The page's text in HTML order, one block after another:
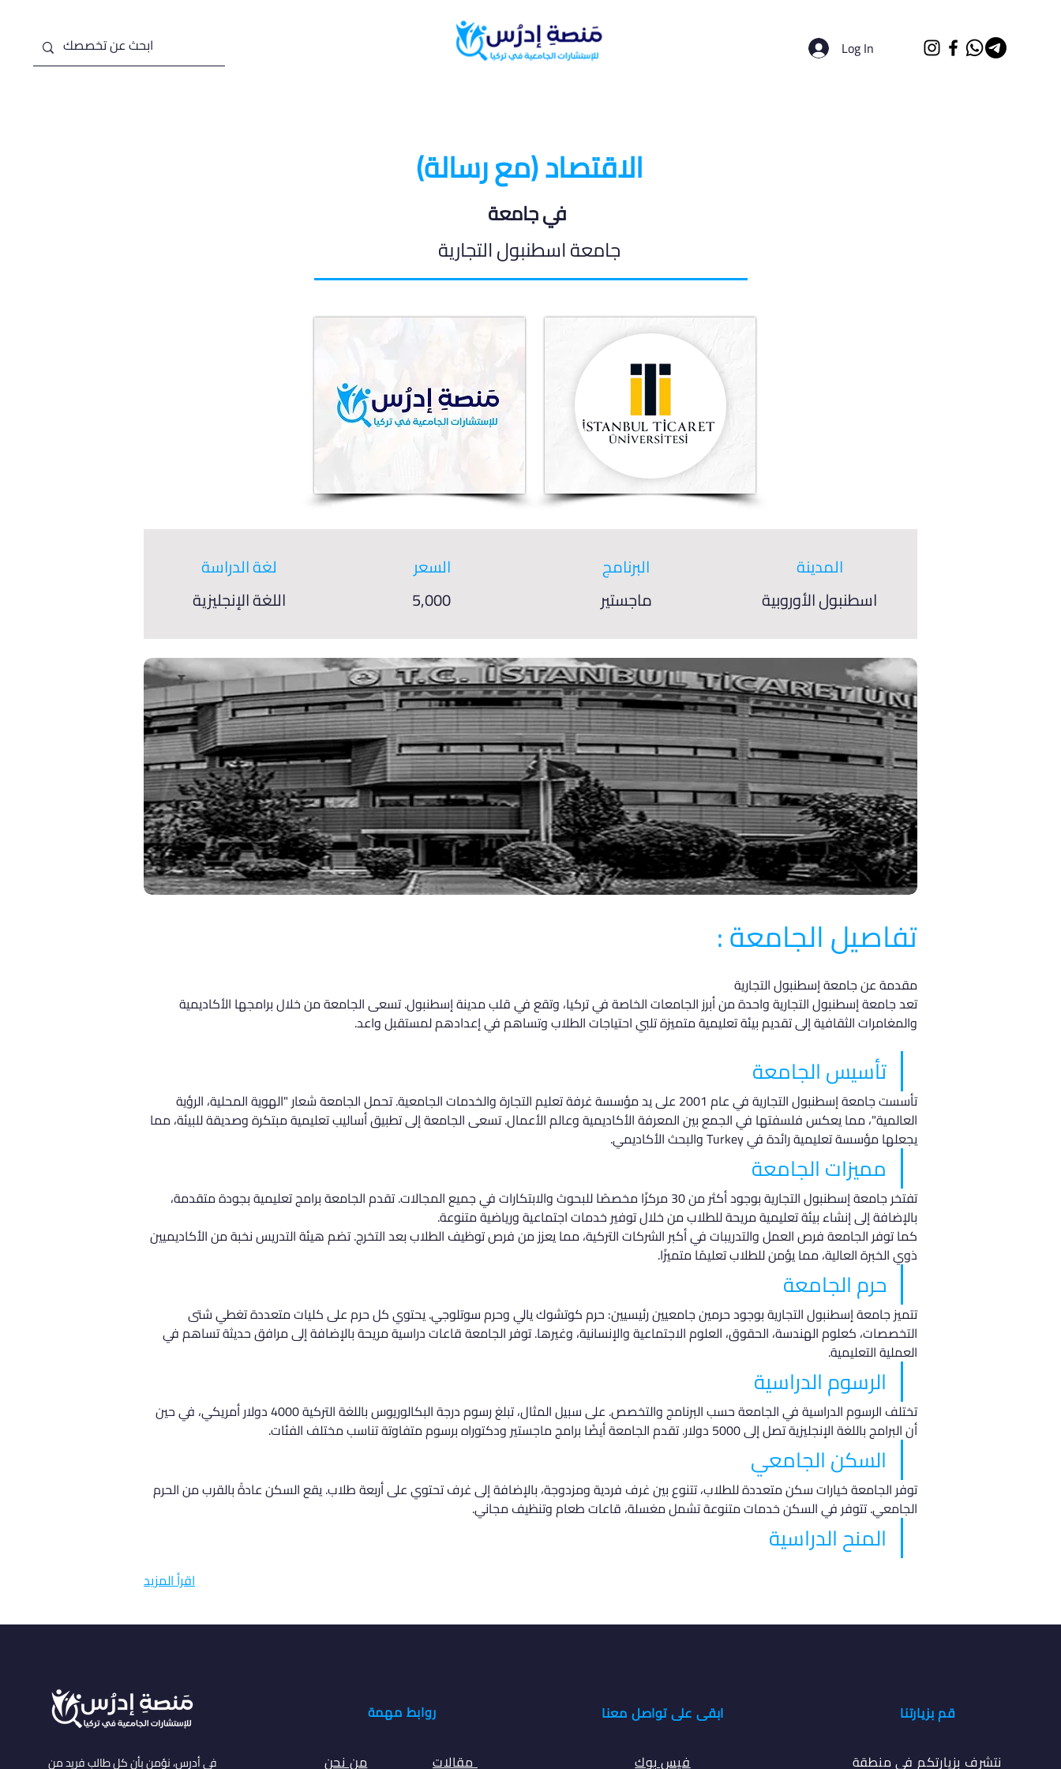
Log In
الاقتصاد (مع رسالة)
جامعة اسطنبول التجارية
لغة الدراسة
اللغة الإنجليزية
السعر
5,000
البرنامج
ماجستير
المدينة
اسطنبول الأوروبية
تفاصيل الجامعة :
مقدمة عن جامعة إسطنبول التجارية
تعد جامعة إسطنبول التجارية واحدة من أبرز الجامعات الخاصة في تركيا، وتقع في قلب مدينة إسطنبول. تسعى الجامعة من خلال برامجها الأكاديمية
والمغامرات الثقافية إلى تقديم بيئة تعليمية متميزة تلبي احتياجات الطلاب وتساهم في إعدادهم لمستقبل واعد.
تأسيس الجامعة
تأسست جامعة إسطنبول التجارية في عام 2001 على يد مؤسسة غرفة تعليم التجارة والخدمات الجامعية. تحمل الجامعة شعار "الهوية المحلية، الرؤية
العالمية"، مما يعكس فلسفتها في الجمع بين المعرفة الأكاديمية وعالم الأعمال. تسعى الجامعة إلى تطبيق أساليب تعليمية مبتكرة وصديقة للبيئة، مما
يجعلها مؤسسة تعليمية رائدة في Turkey والبحث الأكاديمي.
مميزات الجامعة
تفتخر جامعة إسطنبول التجارية بوجود أكثر من 30 مركزًا مخصصًا للبحوث والابتكارات في جميع المجالات. تقدم الجامعة برامج تعليمية بجودة متقدمة،
بالإضافة إلى إنشاء بيئة تعليمية مريحة للطلاب من خلال توفير خدمات اجتماعية ورياضية متنوعة.
كما توفر الجامعة فرص العمل والتدريبات في أكبر الشركات التركية، مما يعزز من فرص توظيف الطلاب بعد التخرج. تضم هيئة التدريس نخبة من الأكاديميين
ذوي الخبرة العالية، مما يؤمن للطلاب تعليمًا متميزًا.
حرم الجامعة
تتميز جامعة إسطنبول التجارية بوجود حرمين جامعيين رئيسيين: حرم كوتشوك يالي وحرم سوتلوجي. يحتوي كل حرم على كليات متعددة تغطي شتى
التخصصات، كعلوم الهندسة، الحقوق، العلوم الاجتماعية والإنسانية، وغيرها. توفر الجامعة قاعات دراسية مريحة بالإضافة إلى مرافق حديثة تساهم في
العملية التعليمية.
الرسوم الدراسية
تختلف الرسوم الدراسية في الجامعة حسب البرنامج والتخصص. على سبيل المثال، تبلغ رسوم درجة البكالوريوس باللغة التركية 4000 دولار أمريكي، في حين
أن البرامج باللغة الإنجليزية تصل إلى 5000 دولار. تقدم الجامعة أيضًا برامج ماجستير ودكتوراه برسوم متفاوتة تناسب مختلف الفئات.
السكن الجامعي
توفر الجامعة خيارات سكن متعددة للطلاب، تتنوع بين غرف فردية ومزدوجة، بالإضافة إلى غرف تحتوي على أربعة طلاب. يقع السكن عادةً بالقرب من الحرم
الجامعي. تتوفر في السكن خدمات متنوعة تشمل مغسلة، قاعات طعام وتنظيف مجاني.
المنح الدراسية
اقرأ المزيد
في أدرس، نؤمن بأن كل طالب فريد من من نحن مقالات
ابقى على تواصل معنا
فيس بوك
قم بزيارتنا
نتشرف بزيارتكم في منطقة